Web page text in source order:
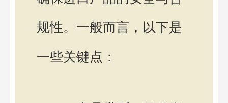
规性。一般而言，以下是
一些关键点：